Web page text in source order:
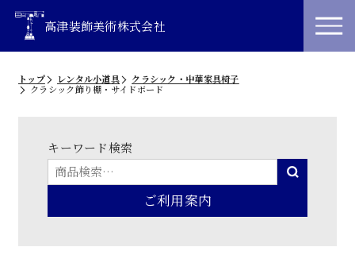
高津装飾美術株式会社
トップ レンタル小道具
クラシック・中華家具椅子
クラシック飾り棚・サイドボード
キーワード検索
ご利用案内